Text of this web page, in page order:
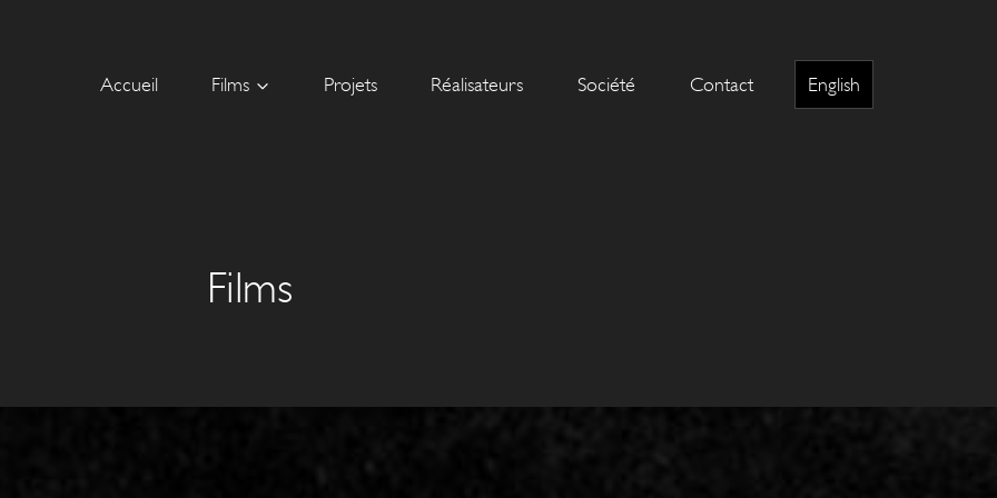
Accueil Films Projets Réalisateurs Société Contact English
Films